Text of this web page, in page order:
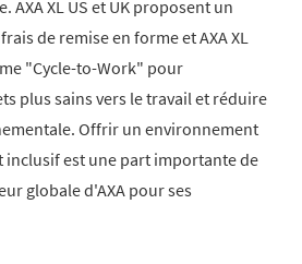
AXA XL US et UK proposent un
de remise en forme et AXA XL
"Cycle-to-Work" pour
plus sains vers le travail et réduire
Offrir un environnement
inclusif est une part importante de
globale d'AXA pour ses